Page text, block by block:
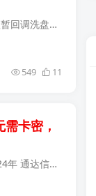
2023回仙鼠《小鼠挖坑 尾盘专用打分第1》原创设计精选 一、回仙鼠设计原理：一波行情上升趋势途中短暂回调洗盘挖坑后 启动回仙信号 是以自动扑捉符合近期活跃个股为主选标地 所扑捉的主力对象又...
549 11
卡密，
【2024年 通达信公式解密器全能版】通达信指标公式密码解密器，全能版（无需卡密，不限电脑） 【2024年 通达信公式解密器全能版】 原价: 3698元 现在只售98元 普通加密/完全加密/导入加...